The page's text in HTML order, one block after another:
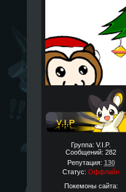
Группа: V.I.P.
Сообщений: 282
Репутация: 130
Статус: Оффлайн
Покемоны сайта: